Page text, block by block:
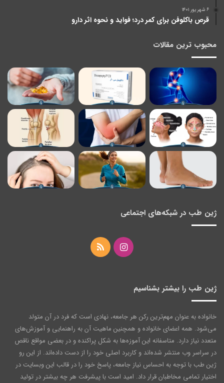
۶ شهریور ۱۴۰۱
قرص باکلوفن برای کمر درد؛ فواید و نحوه اثر دارو
محبوب ترین مقالات
ژین طب در شبکه‌های اجتماعی
اینستاگرامخوراک
ژین طب را بیشتر بشناسیم
خانواده به عنوان مهم‌ترین رکن هر جامعه‌، نهادی است که فرد در آن متولد
می‌شود. همه اعضای خانواده و همچنین ماهیت آن به راهنمایی و آموزش‌های
متعدد نیاز دارد. متاسفانه این آموزه‌ها به شکل پراکنده و در بعضی مواقع ناقص
در سراسر وب منتشر شده‌اند و کاربرد اصلی خود را از دست داده‌اند. از این رو
ژین طب با توجه به احساس نیاز جامعه، پاسخ خود را در قالب این وبسایت در
اختیار تمامی مخاطبان قرار داد. امید است با پیشرفت هر چه بیشتر در تولید